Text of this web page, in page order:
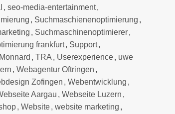
,seo-media-entertainment,
, Suchmaschienenoptimierung ,
, Suchmaschinenoptimierer,
frankfurt, Support,
,TRA , Userexperience, uwe
,Webagentur Oftringen ,
Zofingen ,Webentwicklung ,
Aargau ,Webseite Luzern ,
,Website,website marketing ,